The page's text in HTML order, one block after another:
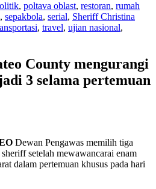
, poltava oblast, restoran, rumah
, sepakbola, serial, Sheriff Christina
, travel, ujian nasional,
County mengurangi
3 selama pertemuan
Dewan Pengawas memilih tiga
setelah mewawancarai enam
dalam pertemuan khusus pada hari